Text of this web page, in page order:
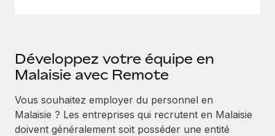
Développez votre équipe en
Malaisie avec Remote
Vous souhaitez employer du personnel en
Malaisie ? Les entreprises qui recrutent en Malaisie
doivent généralement soit posséder une entité